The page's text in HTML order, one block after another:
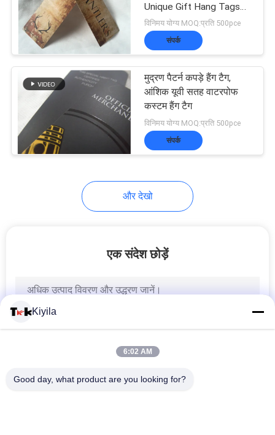
उभरा हुआ चमड़ा पैच
76
झुंड गर्मी हस्तांतरण लेबल
वस्त्र लटका टैग
26
Unique Gift Hang Tags
For Jewelry
विनिमय योग्य MOQ:प्रति 500pce
संपर्क
मुद्रण पैटर्न कपड़े हैंग टैग,
आंशिक यूवी सतह वाटरपोफ
कस्टम हैंग टैग
विनिमय योग्य MOQ:प्रति 500pce
संपर्क
और देखो
एक संदेश छोड़ें
Kiyila
6:02 AM
Good day, what product are you looking for?